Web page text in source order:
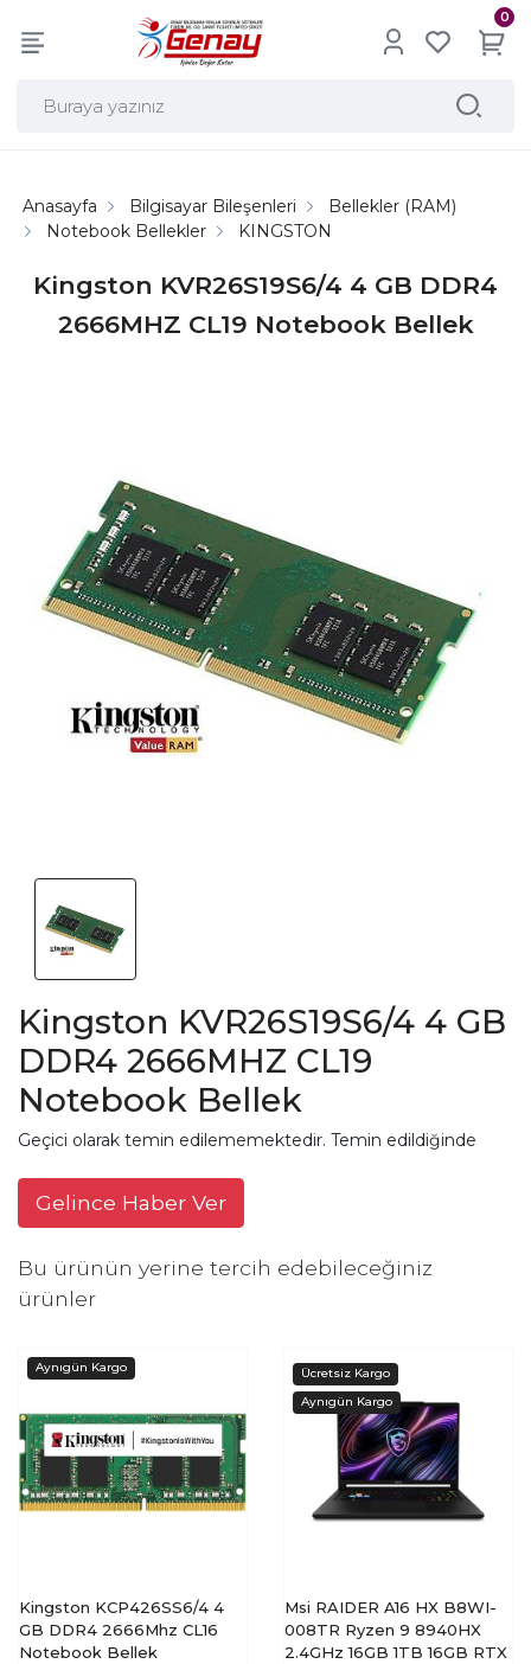
0
Kingston KVR26S19S6/4 4 GB DDR4
2666MHZ CL19 Notebook Bellek
Anasayfa Bilgisayar Bileşenleri
Bellekler (RAM)
Notebook Bellekler
KINGSTON
Kingston KVR26S19S6/4 4 GB
DDR4 2666MHZ CL19
Notebook Bellek
Geçici olarak temin edilememektedir. Temin edildiğinde
Gelince Haber Ver
Bu ürünün yerine tercih edebileceğiniz
ürünler
Kingston KCP426SS6/4 4
GB DDR4 2666Mhz CL16
Notebook Bellek
Msi RAIDER A16 HX B8WI-
008TR Ryzen 9 8940HX
2.4GHz 16GB 1TB 16GB RTX